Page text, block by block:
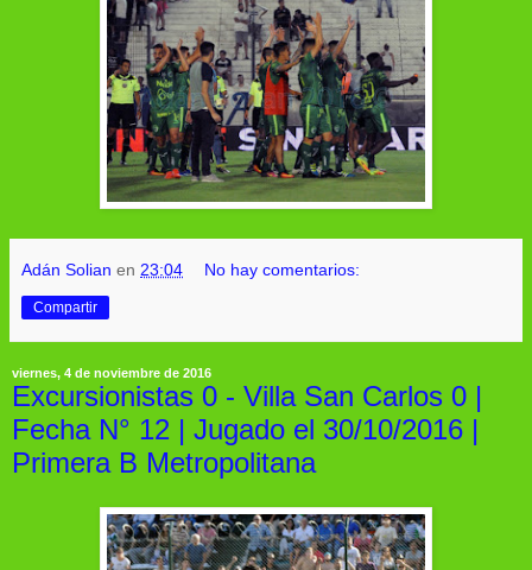
Adán Solian en 23:04 No hay comentarios:
Compartir
viernes, 4 de noviembre de 2016
Excursionistas 0 - Villa San Carlos 0 |
Fecha N° 12 | Jugado el 30/10/2016 |
Primera B Metropolitana